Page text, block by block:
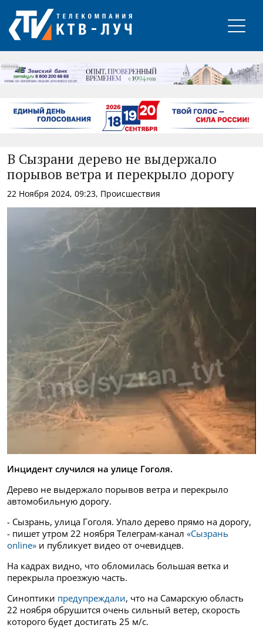
РЕКЛАМА
В Сызрани дерево не выдержало
порывов ветра и перекрыло дорогу
22 Ноября 2024, 09:23, Происшествия
Инцидент случился на улице Гоголя.
Дерево не выдержало порывов ветра и перекрыло
автомобильную дорогу.
- Сызрань, улица Гоголя. Упало дерево прямо на дорогу,
- пишет утром 22 ноября Телеграм-канал «Сызрань
online» и публикует видео от очевидцев.
На кадрах видно, что обломилась большая ветка и
перекрыла проезжую часть.
Синоптики предупреждали, что на Самарскую область
22 ноября обрушится очень сильный ветер, скорость
которого будет достигать 25 м/с.